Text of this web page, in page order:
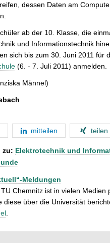
dessen Daten am
ab der 10. Klasse, die
und Informationstechnik
sich bis zum 30. Juni 2011 für
(6. - 7. Juli 2011) anmelden.
Männel)
mitteilen teilen
zu: Elektrotechnik und
Meldungen
Chemnitz ist in vielen Medien
diese über die Universität